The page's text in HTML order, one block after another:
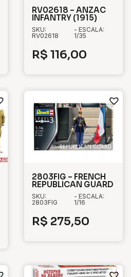
RV02618 – ANZAC
INFANTRY (1915)
SKU:
RV02618
- ESCALA:
1/35
R$ 116,00
2803FIG – FRENCH
REPUBLICAN GUARD
SKU:
2803FIG
- ESCALA:
1/16
R$ 275,50